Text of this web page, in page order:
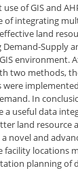
of GIS and
of integrating
land
Demand-Supply
environment.
two methods,
In
a useful data
land resource
novel and
locations
planning of